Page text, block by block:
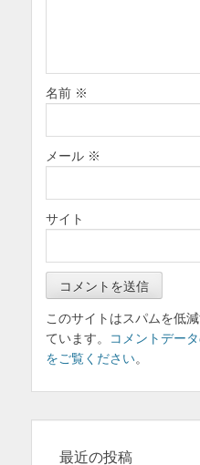
名前 ※
メール ※
サイト
このサイトはスパムを低
ています。
コメントデー
をご覧ください。
最近の投稿